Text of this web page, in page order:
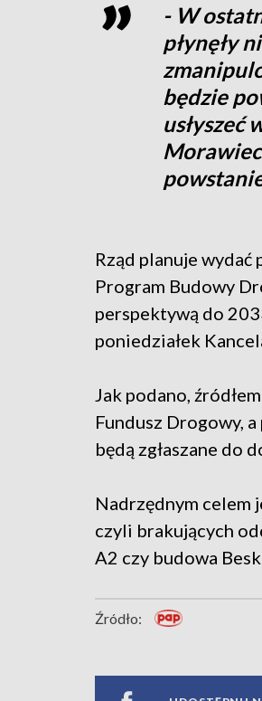
- W
płynęły
będzie
usłyszeć
Rząd planuje wydać
Program Budowy
perspektywą do
poniedziałek
Jak podano,
Fundusz Drogowy,
będą zgłaszane do
Nadrzędnym celem
czyli brakujących
A2 czy budowa
Źródło: